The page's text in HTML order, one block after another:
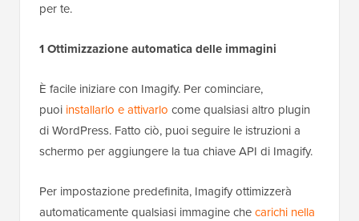
per te.
1 Ottimizzazione automatica delle immagini
È facile iniziare con Imagify. Per cominciare,
puoi installarlo e attivarlo come qualsiasi altro plugin
di WordPress. Fatto ciò, puoi seguire le istruzioni a
schermo per aggiungere la tua chiave API di Imagify.
Per impostazione predefinita, Imagify ottimizzerà
automaticamente qualsiasi immagine checarichi nella